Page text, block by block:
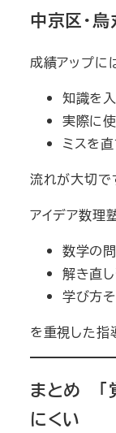
中京区・
成績アップに
知識を
実際に
ミスを
流れが大切で
アイデア数理
数学の
解き直
学び方
を重視した指
まとめ 「
にくい